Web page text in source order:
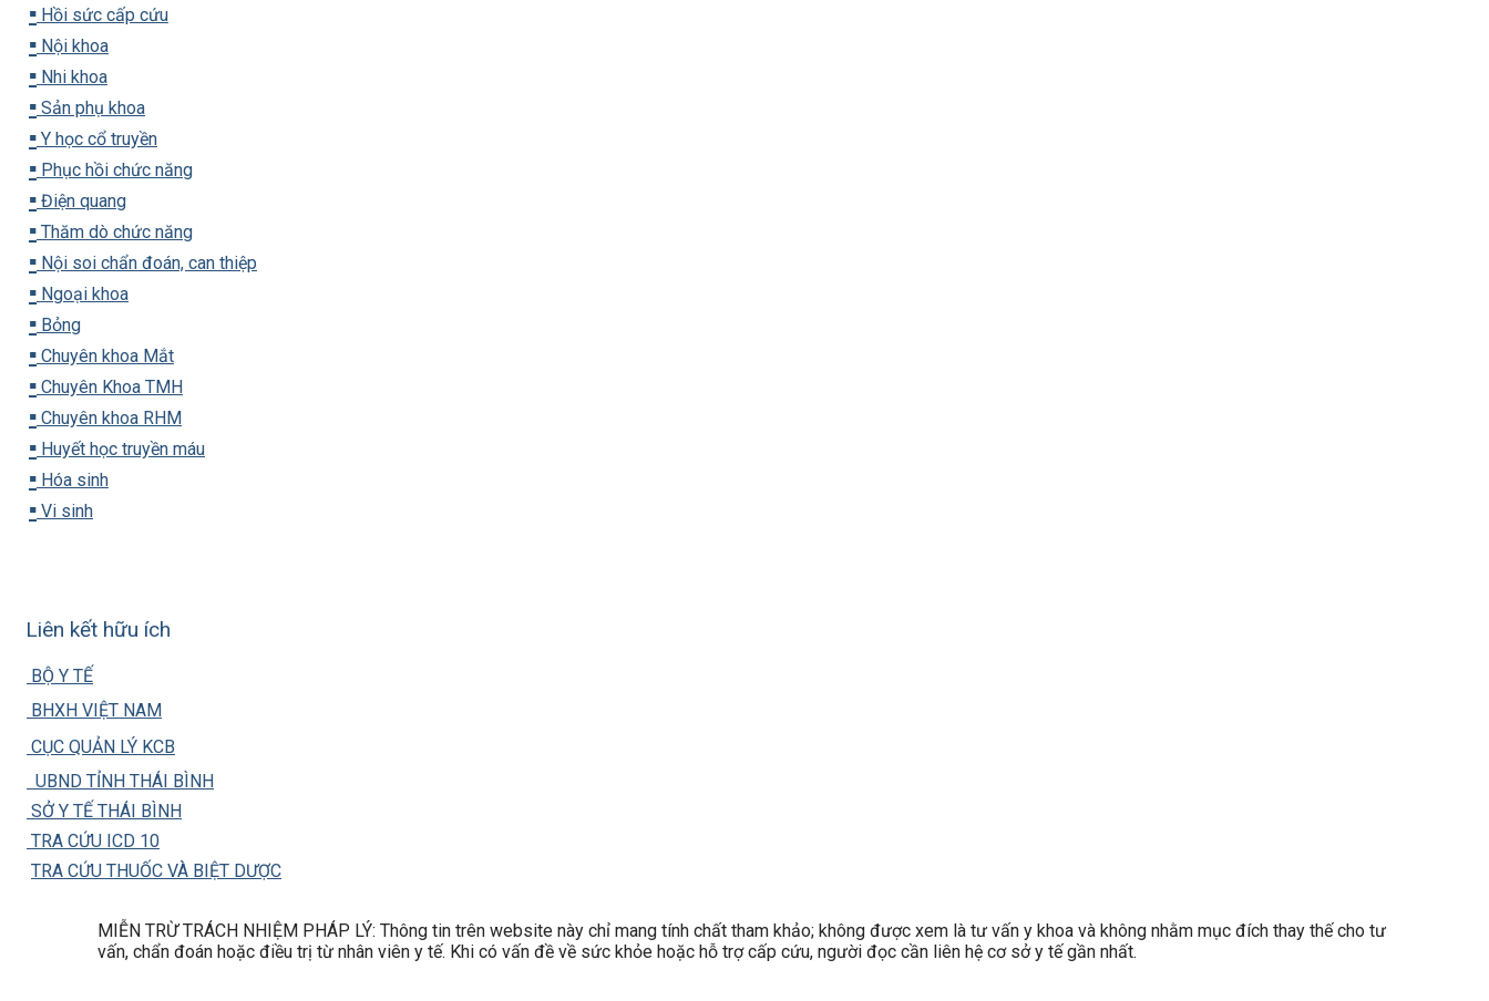
▪️ Hồi sức cấp cứu
▪️ Nội khoa
▪️ Nhi khoa
▪️ Sản phụ khoa
▪️ Y học cổ truyền
▪️ Phục hồi chức năng
▪️ Điện quang
▪️ Thăm dò chức năng
▪️ Nội soi chẩn đoán, can thiệp
▪️ Ngoại khoa
▪️ Bỏng
▪️ Chuyên khoa Mắt
▪️ Chuyên Khoa TMH
▪️ Chuyên khoa RHM
▪️ Huyết học truyền máu
▪️ Hóa sinh
▪️ Vi sinh
Liên kết hữu ích
BỘ Y TẾ
BHXH VIỆT NAM
CỤC QUẢN LÝ KCB
UBND TỈNH THÁI BÌNH
SỞ Y TẾ THÁI BÌNH
TRA CỨU ICD 10
TRA CỨU THUỐC VÀ BIỆT DƯỢC
MIỄN TRỪ TRÁCH NHIỆM PHÁP LÝ: Thông tin trên website này chỉ mang tính chất tham khảo; không được xem là tư vấn y khoa và không nhằm mục đích thay thế cho tư
vấn, chẩn đoán hoặc điều trị từ nhân viên y tế. Khi có vấn đề về sức khỏe hoặc hỗ trợ cấp cứu, người đọc cần liên hệ cơ sở y tế gần nhất.